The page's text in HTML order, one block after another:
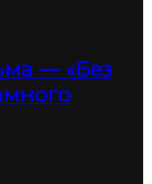
— «Без